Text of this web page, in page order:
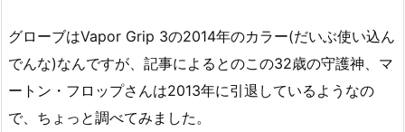
グローブはVapor Grip 3の2014年のカラー(だいぶ使い込ん
でんな)なんですが、記事によるとのこの32歳の守護神、マ
ートン・フロップさんは2013年に引退しているようなの
で、ちょっと調べてみました。